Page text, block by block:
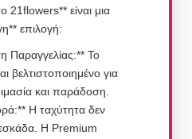
21flowers** είναι μια
επιλογή:
Παραγγελίας:** Το
βελτιστοποιημένο για
και παράδοση.
Η ταχύτητα δεν
Η Premium